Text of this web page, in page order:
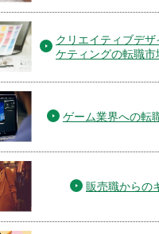
クリエイティブデ
ケティングの転職市
ゲーム業界への転
販売職からの